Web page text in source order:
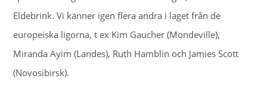
Eldebrink. Vi känner igen flera andra i laget från de
europeiska ligorna, t ex Kim Gaucher (Mondeville),
Miranda Ayim (Landes), Ruth Hamblin och Jamies Scott
(Novosibirsk).